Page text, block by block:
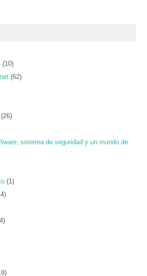
(10)
(62)
(26)
sistema de seguridad y un mundo de
(1)